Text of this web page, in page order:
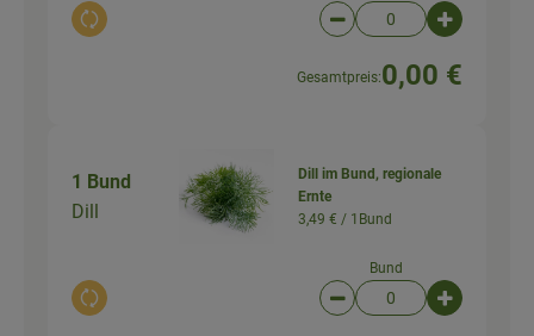
Auswahl ändern Artikelanzahl
Gesamtpreis:0,00 €
1 Bund
Dill
Auswahl ändern
Dill im Bund, regionale
Ernte
3,49 € / 1Bund
Bund
Artikelanzahl